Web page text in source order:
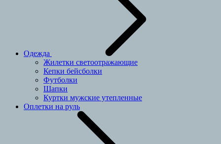
Одежда
Жилетки светоотражающие
Кепки бейсболки
Футболки
Шапки
Куртки мужские утепленные
Оплетки на руль